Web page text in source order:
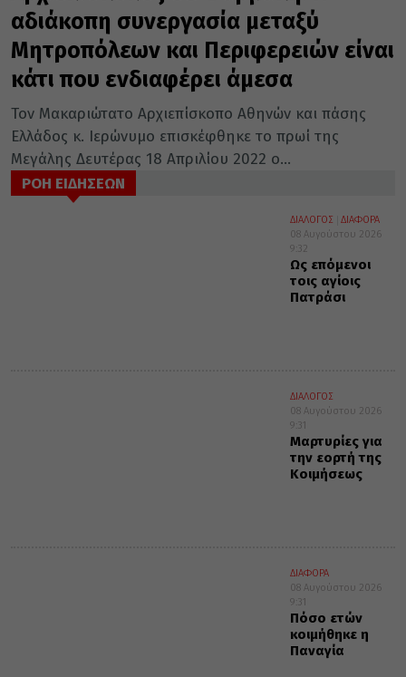
αδιάκοπη συνεργασία μεταξύ
Μητροπόλεων και Περιφερειών είναι
κάτι που ενδιαφέρει άμεσα
Τον Μακαριώτατο Αρχιεπίσκοπο Αθηνών και πάσης
Ελλάδος κ. Ιερώνυμο επισκέφθηκε το πρωί της
Μεγάλης Δευτέρας 18 Απριλίου 2022 ο...
ΡΟΗ ΕΙΔΗΣΕΩΝ
ΔΙΑΛΟΓΟΣ
ΔΙΑΦΟΡΑ
08 Αυγούστου 2026
9:32
Ως επόμενοι
τοις αγίοις
Πατράσι
ΔΙΑΛΟΓΟΣ
08 Αυγούστου 2026
9:31
Μαρτυρίες για
την εορτή της
Κοιμήσεως
ΔΙΑΦΟΡΑ
08 Αυγούστου 2026
9:31
Πόσο ετών
κοιμήθηκε η
Παναγία